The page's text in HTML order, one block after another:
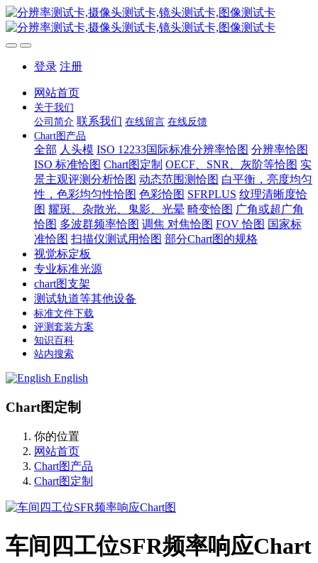
登录 注册
网站首页
关于我们
公司简介 联系我们 在线留言 在线反馈
Chart图产品
全部 人头模 ISO 12233国际标准分辨率恰图 分辨率恰图
ISO 标准恰图 Chart图定制 OECF、SNR、灰阶等恰图 实
景主观评测分析恰图 动态范围测恰图 白平衡，亮度均匀
性，色彩均匀性恰图 色彩恰图 SFRPLUS 纹理清晰度恰
图 耀斑、杂散光、鬼影、光晕 畸变恰图 广角或超广角
恰图 多波群频率恰图 调焦 对焦恰图 FOV 恰图 国家标
准恰图 扫描仪测试用恰图 部分Chart图的规格
视觉标定板
专业标准光源
chart图支架
测试轨道等其他设备
标准文件下载
评测套装方案
知识百科
站内搜索
English
Chart图定制
你的位置
网站首页
Chart图产品
Chart图定制
车间四工位SFR频率响应Chart